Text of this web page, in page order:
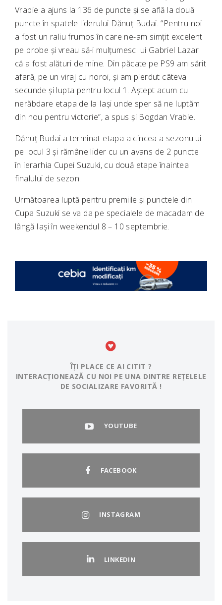
Vrabie a ajuns la 136 de puncte și se află la două
puncte în spatele liderului Dănuț Budai. “Pentru noi
a fost un raliu frumos în care ne-am simțit excelent
pe probe și vreau să-i mulțumesc lui Gabriel Lazar
că a fost alături de mine. Din păcate pe PS9 am sărit
afară, pe un viraj cu noroi, și am pierdut câteva
secunde și lupta pentru locul 1. Aștept acum cu
nerăbdare etapa de la Iași unde sper să ne luptăm
din nou pentru victorie”, a spus și Bogdan Vrabie.
Dănuț Budai a terminat etapa a cincea a sezonului
pe locul 3 și rămâne lider cu un avans de 2 puncte
în ierarhia Cupei Suzuki, cu două etape înaintea
finalului de sezon.
Următoarea luptă pentru premiile și punctele din
Cupa Suzuki se va da pe specialele de macadam de
lângă Iași în weekendul 8 – 10 septembrie.
ÎȚI PLACE CE AI CITIT ?
INTERACȚIONEAZĂ CU NOI PE UNA DINTRE REȚELELE
DE SOCIALIZARE FAVORITĂ !
YOUTUBE
FACEBOOK
INSTAGRAM
LINKEDIN